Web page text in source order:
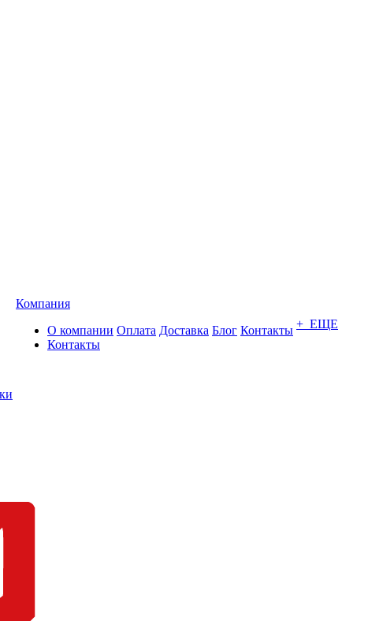
Компания
О компании
Контакты
Оплата Доставка Блог Контакты + ЕЩЕ